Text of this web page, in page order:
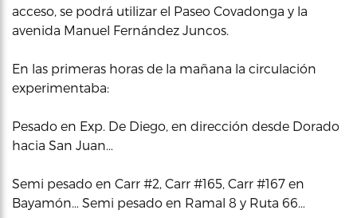
acceso, se podrá utilizar el Paseo Covadonga y la
avenida Manuel Fernández Juncos.
En las primeras horas de la mañana la circulación
experimentaba:
Pesado en Exp. De Diego, en dirección desde Dorado
hacia San Juan…
Semi pesado en Carr #2, Carr #165, Carr #167 en
Bayamón… Semi pesado en Ramal 8 y Ruta 66…